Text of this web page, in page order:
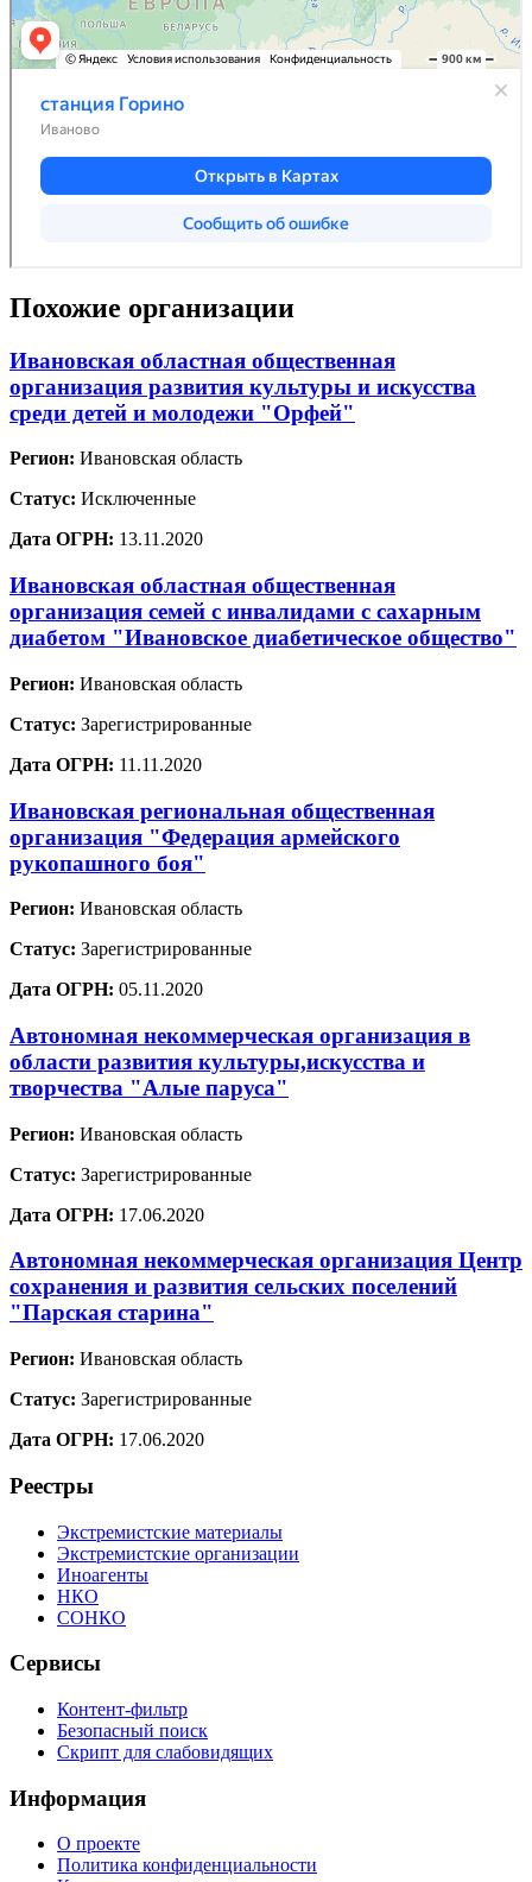
Похожие организации
Ивановская областная общественная
организация развития культуры и искусства
среди детей и молодежи "Орфей"
Регион: Ивановская область
Статус: Исключенные
Дата ОГРН: 13.11.2020
Ивановская областная общественная
организация семей с инвалидами с сахарным
диабетом "Ивановское диабетическое общество"
Регион: Ивановская область
Статус: Зарегистрированные
Дата ОГРН: 11.11.2020
Ивановская региональная общественная
организация "Федерация армейского
рукопашного боя"
Регион: Ивановская область
Статус: Зарегистрированные
Дата ОГРН: 05.11.2020
Автономная некоммерческая организация в
области развития культуры,искусства и
творчества "Алые паруса"
Регион: Ивановская область
Статус: Зарегистрированные
Дата ОГРН: 17.06.2020
Автономная некоммерческая организация Центр
сохранения и развития сельских поселений
"Парская старина"
Регион: Ивановская область
Статус: Зарегистрированные
Дата ОГРН: 17.06.2020
Реестры
Экстремистские материалы
Экстремистские организации
Иноагенты
НКО
СОНКО
Сервисы
Контент-фильтр
Безопасный поиск
Скрипт для слабовидящих
Информация
О проекте
Политика конфиденциальности